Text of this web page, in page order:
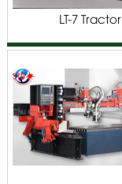
LT-7 Tractor